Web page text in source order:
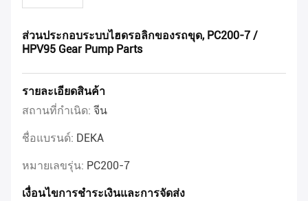
ส่วนประกอบระบบไฮดรอลิกของรถขุด, PC200-7 /
HPV95 Gear Pump Parts
รายละเอียดสินค้า
สถานที่กำเนิด: จีน
ชื่อแบรนด์: DEKA
หมายเลขรุ่น: PC200-7
เงื่อนไขการชำระเงินและการจัดส่ง